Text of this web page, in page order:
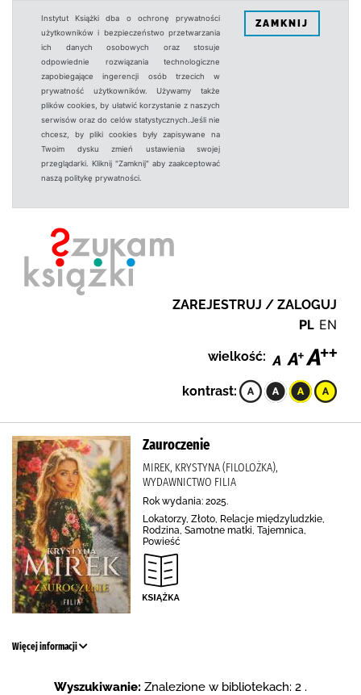
Instytut Książki dba o ochronę prywatności
użytkowników i bezpieczeństwo przetwarzania
ich danych osobowych oraz stosuje
odpowiednie rozwiązania technologiczne
zapobiegające ingerencji osób trzecich w
prywatność użytkowników. Używamy także
plików cookies, by ułatwić korzystanie z naszych
serwisów oraz do celów statystycznych.Jeśli nie
chcesz, by pliki cookies były zapisywane na
Twoim dysku zmień ustawienia swojej
przeglądarki. Kliknij "Zamknij" aby zaakceptować
naszą politykę prywatności.
ZAMKNIJ
ZAREJESTRUJ / ZALOGUJ
PL EN
wielkość:
kontrast:
Zauroczenie
MIREK, KRYSTYNA (FILOLOŻKA),
WYDAWNICTWO FILIA
Rok wydania: 2025.
Lokatorzy, Złoto, Relacje międzyludzkie,
Rodzina, Samotne matki, Tajemnica,
Powieść
Więcej informacji
Wyszukiwanie: Znalezione w bibliotekach: 2 .